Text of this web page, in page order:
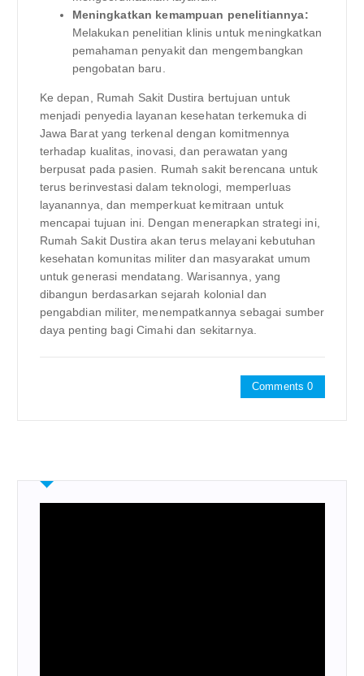
Meningkatkan kemampuan penelitiannya:
Melakukan penelitian klinis untuk meningkatkan
pemahaman penyakit dan mengembangkan
pengobatan baru.
Ke depan, Rumah Sakit Dustira bertujuan untuk
menjadi penyedia layanan kesehatan terkemuka di
Jawa Barat yang terkenal dengan komitmennya
terhadap kualitas, inovasi, dan perawatan yang
berpusat pada pasien. Rumah sakit berencana untuk
terus berinvestasi dalam teknologi, memperluas
layanannya, dan memperkuat kemitraan untuk
mencapai tujuan ini. Dengan menerapkan strategi ini,
Rumah Sakit Dustira akan terus melayani kebutuhan
kesehatan komunitas militer dan masyarakat umum
untuk generasi mendatang. Warisannya, yang
dibangun berdasarkan sejarah kolonial dan
pengabdian militer, menempatkannya sebagai sumber
daya penting bagi Cimahi dan sekitarnya.
Comments 0